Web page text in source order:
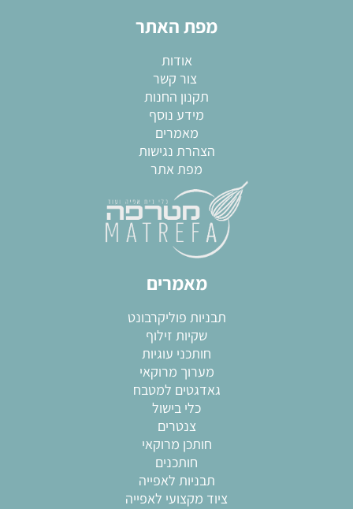
מפת האתר
אודות
צור קשר
תקנון החנות
מידע נוסף
מאמרים
הצהרת נגישות
מפת אתר
מאמרים
תבניות פוליקרבונט
שקיות זילוף
חותכני עוגיות
מערוך מרוקאי
גאדגטים למטבח
כלי בישול
צנטרים
חותכן מרוקאי
חותכנים
תבניות לאפייה
ציוד מקצועי לאפייה